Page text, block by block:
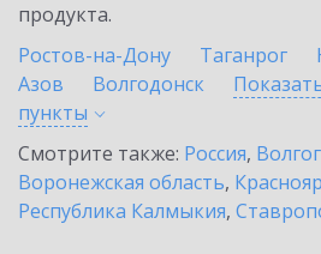
продукта.
Ростов-на-Дону
Таганрог
Азов
Волгодонск
пункты
Смотрите также: Россия,
Воронежская область,
Республика Калмыкия,